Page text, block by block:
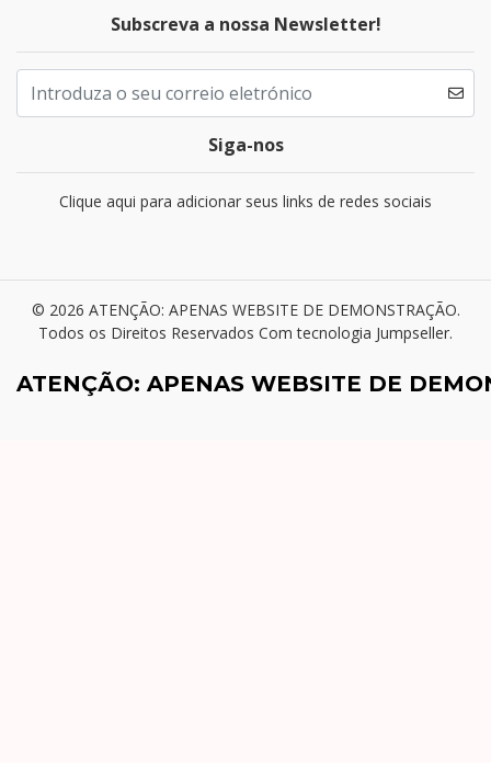
Subscreva a nossa Newsletter!
Siga-nos
Clique aqui para adicionar seus links de redes sociais
© 2026 ATENÇÃO: APENAS WEBSITE DE DEMONSTRAÇÃO.
Todos os Direitos Reservados Com tecnologia Jumpseller.
ATENÇÃO: APENAS WEBSITE DE